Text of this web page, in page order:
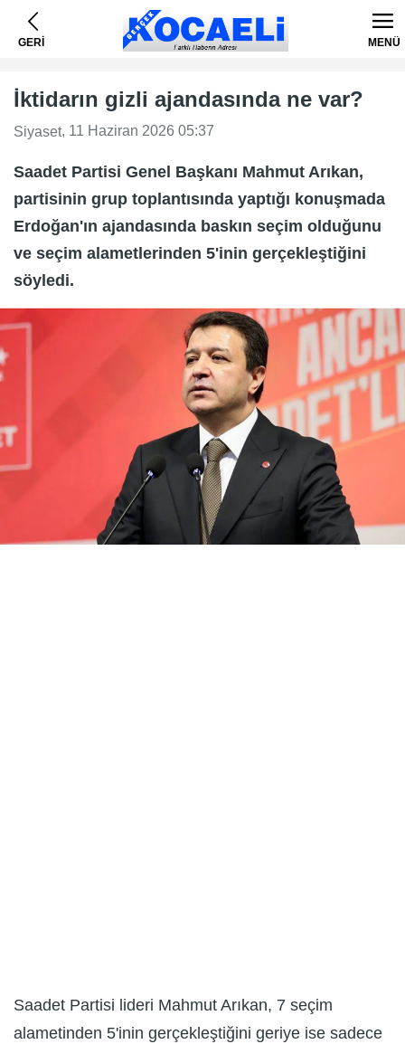
GERİ MENÜ
İktidarın gizli ajandasında ne var?
Siyaset, 11 Haziran 2026 05:37
Saadet Partisi Genel Başkanı Mahmut Arıkan,
partisinin grup toplantısında yaptığı konuşmada
Erdoğan'ın ajandasında baskın seçim olduğunu
ve seçim alametlerinden 5'inin gerçekleştiğini
söyledi.
Saadet Partisi lideri Mahmut Arıkan, 7 seçim
alametinden 5'inin gerçekleştiğini geriye ise sadece